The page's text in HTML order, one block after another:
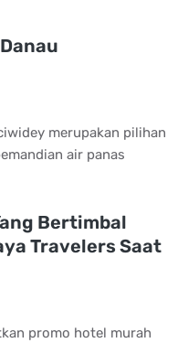
merupakan pilihan
air panas
Bertimbal
Travelers Saat
promo hotel murah